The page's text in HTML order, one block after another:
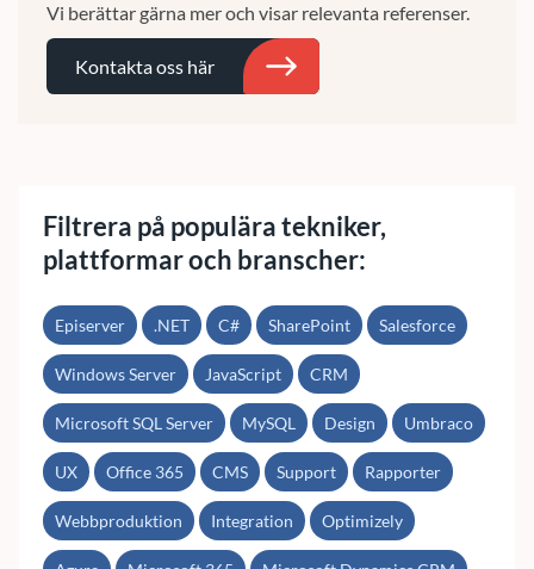
Vi berättar gärna mer och visar relevanta referenser.
Kontakta oss här
Filtrera på populära tekniker,
plattformar och branscher:
Episerver .NET C# SharePoint Salesforce
Windows Server JavaScript CRM
Microsoft SQL Server MySQL Design Umbraco
UX Office 365 CMS Support Rapporter
Webbproduktion Integration Optimizely